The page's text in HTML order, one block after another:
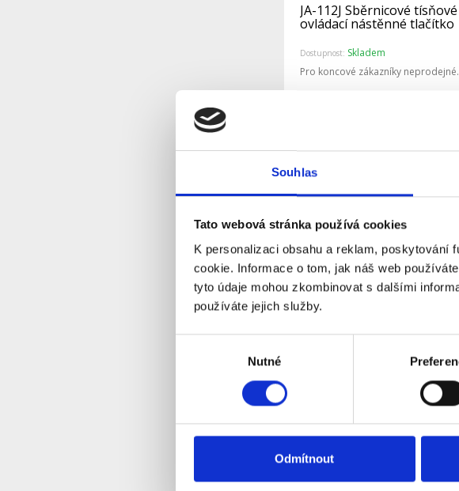
Souhlas
Tato webová stránka používá cookies
K personalizaci obsahu a reklam,
cookie. Informace o tom, jak náš web
tyto údaje mohou zkombinovat s dalšími
používáte jejich služby.
Nutné
Odmítnout
JA-112J Sběrnicové
ovládací nástěnné tlačítko
Dostupnost: Skladem
Pro koncové zákazníky neprodejné.
JA-121T Sběrnicové
Pro koncové zákazníky neprodejné.